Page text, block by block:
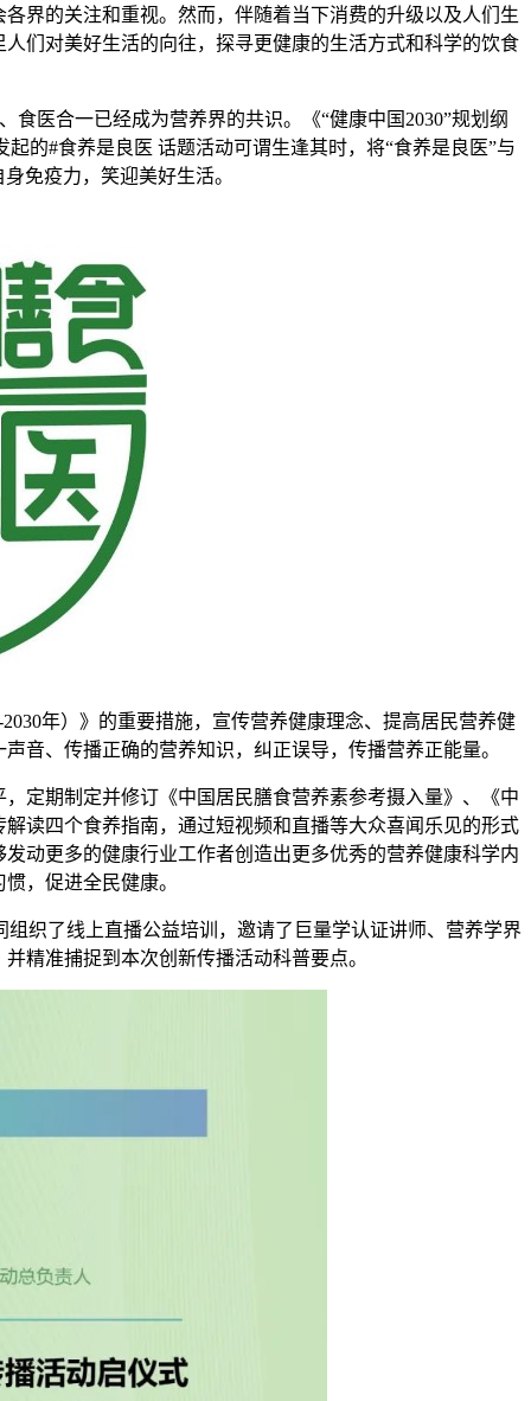
的关注和重视。然而，伴随着当下消费的升级以及人们生
们对美好生活的向往，探寻更健康的生活方式和科学的饮食
合一已经成为营养界的共识。《“健康中国2030”规划纲
的#食养是良医 话题活动可谓生逢其时，将“食养是良医”与
免疫力，笑迎美好生活。
年）》的重要措施，宣传营养健康理念、提高居民营养健
音、传播正确的营养知识，纠正误导，传播营养正能量。
期制定并修订《中国居民膳食营养素参考摄入量》、《中
读四个食养指南，通过短视频和直播等大众喜闻乐见的形式
动更多的健康行业工作者创造出更多优秀的营养健康科学内
，促进全民健康。
织了线上直播公益培训，邀请了巨量学认证讲师、营养学界
精准捕捉到本次创新传播活动科普要点。